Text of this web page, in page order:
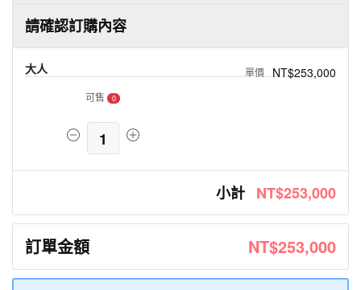
請確認訂購內容
大人 NT$253,000
可售 0
1
小計 NT$253,000
訂單金額 NT$253,000